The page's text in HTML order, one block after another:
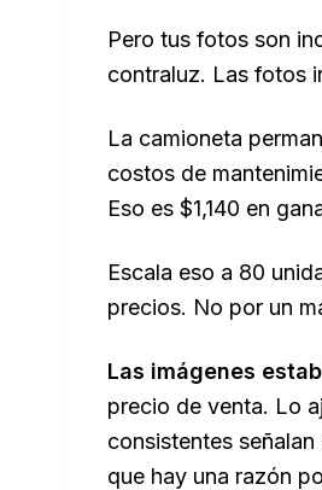
Pero tus fotos son
contraluz. Las fotos
La camioneta
costos de
Eso es $1,140 en
Escala eso a 80
precios. No por un
Las imágenes
precio de venta. Lo
consistentes
que hay una razón